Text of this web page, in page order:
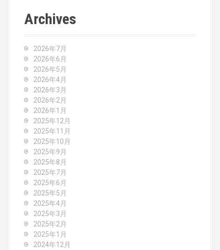
Archives
2026年7月
2026年6月
2026年5月
2026年4月
2026年3月
2026年2月
2026年1月
2025年12月
2025年11月
2025年10月
2025年9月
2025年8月
2025年7月
2025年6月
2025年5月
2025年4月
2025年3月
2025年2月
2025年1月
2024年12月